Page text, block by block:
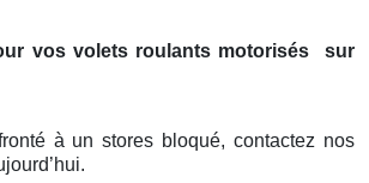
vos volets roulants motorisés
sur
à un stores bloqué, contactez nos